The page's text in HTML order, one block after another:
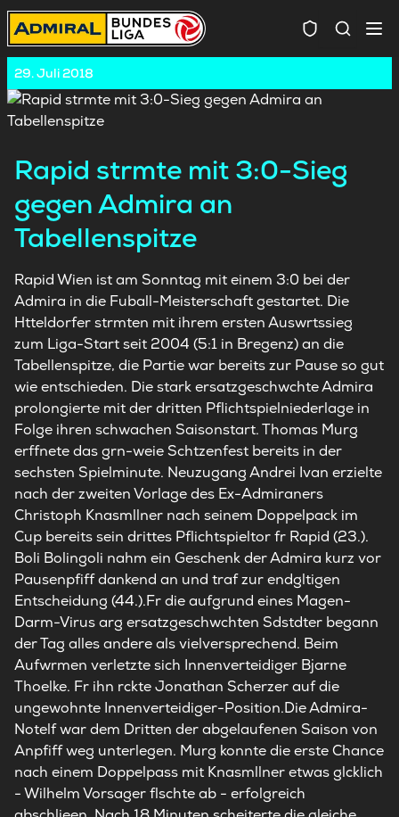
29. Juli 2018
Rapid strmte mit 3:0-Sieg
gegen Admira an
Tabellenspitze
Rapid Wien ist am Sonntag mit einem 3:0 bei der
Admira in die Fuball-Meisterschaft gestartet. Die
Htteldorfer strmten mit ihrem ersten Auswrtssieg
zum Liga-Start seit 2004 (5:1 in Bregenz) an die
Tabellenspitze, die Partie war bereits zur Pause so gut
wie entschieden. Die stark ersatzgeschwchte Admira
prolongierte mit der dritten Pflichtspielniederlage in
Folge ihren schwachen Saisonstart. Thomas Murg
erffnete das grn-weie Schtzenfest bereits in der
sechsten Spielminute. Neuzugang Andrei Ivan erzielte
nach der zweiten Vorlage des Ex-Admiraners
Christoph Knasmllner nach seinem Doppelpack im
Cup bereits sein drittes Pflichtspieltor fr Rapid (23.).
Boli Bolingoli nahm ein Geschenk der Admira kurz vor
Pausenpfiff dankend an und traf zur endgltigen
Entscheidung (44.).Fr die aufgrund eines Magen-
Darm-Virus arg ersatzgeschwchten Sdstdter begann
der Tag alles andere als vielversprechend. Beim
Aufwrmen verletzte sich Innenverteidiger Bjarne
Thoelke. Fr ihn rckte Jonathan Scherzer auf die
ungewohnte Innenverteidiger-Position.Die Admira-
Notelf war dem Dritten der abgelaufenen Saison von
Anpfiff weg unterlegen. Murg konnte die erste Chance
nach einem Doppelpass mit Knasmllner etwas glcklich
- Wilhelm Vorsager flschte ab - erfolgreich